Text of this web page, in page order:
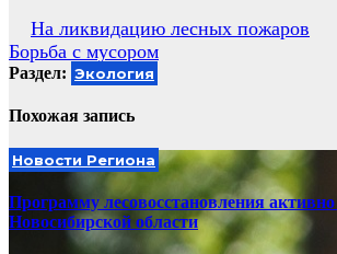
Навигация
по
записям
На ликвидацию лесных пожаров
Борьба с мусором
Раздел: Экология
Похожая запись
Новости Региона
Программу лесовосстановления
Новосибирской области